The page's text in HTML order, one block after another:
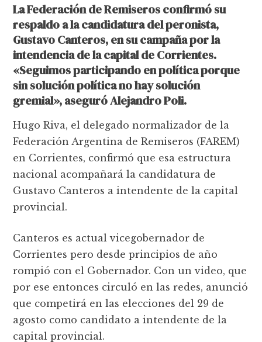
La Federación de Remiseros confirmó su
respaldo a la candidatura del peronista,
Gustavo Canteros, en su campaña por la
intendencia de la capital de Corrientes.
«Seguimos participando en política porque
sin solución política no hay solución
gremial», aseguró Alejandro Poli.
Hugo Riva, el delegado normalizador de la
Federación Argentina de Remiseros (FAREM)
en Corrientes, confirmó que esa estructura
nacional acompañará la candidatura de
Gustavo Canteros a intendente de la capital
provincial.
Canteros es actual vicegobernador de
Corrientes pero desde principios de año
rompió con el Gobernador. Con un video, que
por ese entonces circuló en las redes, anunció
que competirá en las elecciones del 29 de
agosto como candidato a intendente de la
capital provincial.